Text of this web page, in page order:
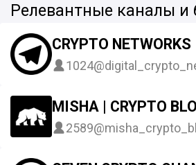
Релевантные каналы и
CRYPTO NETWORKS
1024
MISHA | CRYPTO
2589